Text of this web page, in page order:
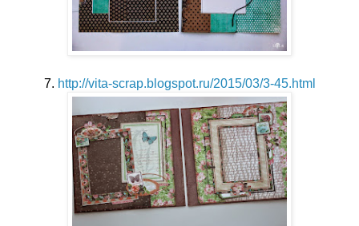
7. http://vita-scrap.blogspot.ru/2015/03/3-45.html